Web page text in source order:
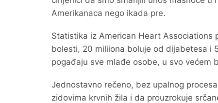
Amerikanaca nego ikada pre.
Statistika iz American Heart Associations
bolesti, 20 miliiona boluje od dijabetesa i
pogađaju sve mlađe osobe, u svo većem
Jednostavno rečeno, bez upalnog
zidovima krvnih žila i da prouzrokuje